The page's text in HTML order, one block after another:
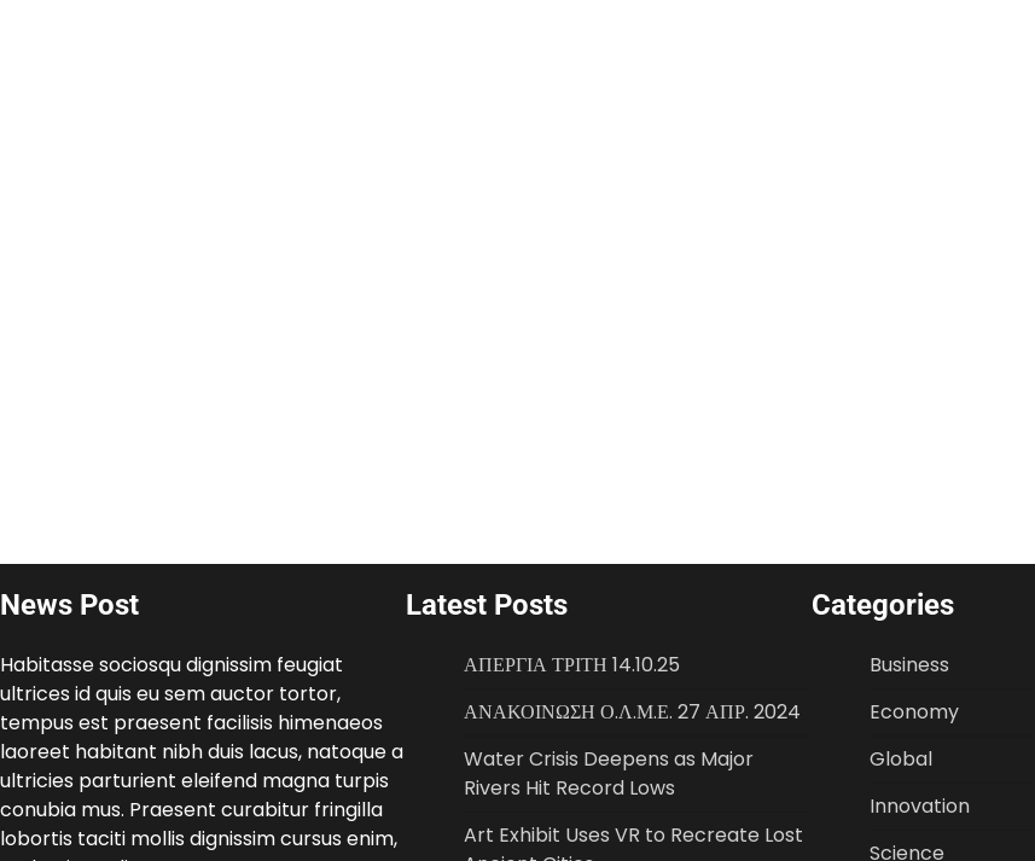
News Post
Habitasse sociosqu dignissim feugiat
ultrices id quis eu sem auctor tortor,
tempus est praesent facilisis himenaeos
laoreet habitant nibh duis lacus, natoque a
ultricies parturient eleifend magna turpis
conubia mus. Praesent curabitur fringilla
lobortis taciti mollis dignissim cursus enim,
Latest Posts
ΑΠΕΡΓΙΑ ΤΡΙΤΗ 14.10.25
ΑΝΑΚΟΙΝΩΣΗ Ο.Λ.Μ.Ε. 27 ΑΠΡ. 2024
Water Crisis Deepens as Major
Rivers Hit Record Lows
Art Exhibit Uses VR to Recreate Lost
Categories
Business
Economy
Global
Innovation
Science